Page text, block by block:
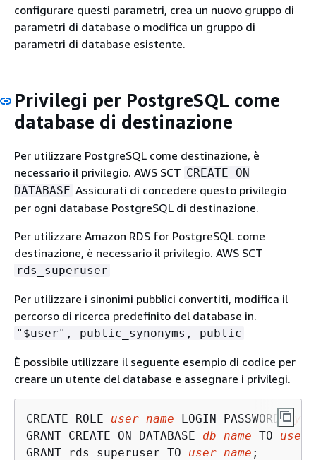
configurare questi parametri, crea un nuovo gruppo di
parametri di database o modifica un gruppo di
parametri di database esistente.
Privilegi per PostgreSQL come
database di destinazione
Per utilizzare PostgreSQL come destinazione, è
necessario il privilegio. AWS SCT CREATE ON
DATABASE Assicurati di concedere questo privilegio
per ogni database PostgreSQL di destinazione.
Per utilizzare Amazon RDS for PostgreSQL come
destinazione, è necessario il privilegio. AWS SCT
rds_superuser
Per utilizzare i sinonimi pubblici convertiti, modifica il
percorso di ricerca predefinito del database in.
"$user", public_synonyms, public
È possibile utilizzare il seguente esempio di codice per
creare un utente del database e assegnare i privilegi.
CREATE ROLE user_name LOGIN PASSWORD '
GRANT CREATE ON DATABASE db_name TO
GRANT rds_superuser TO user_name ;